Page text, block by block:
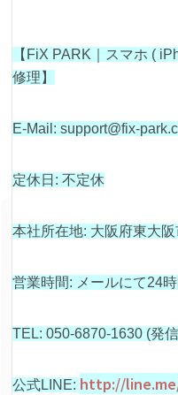
【FiX PARK｜スマホ (
修理】
E-Mail: support@fix-
定休日: 不定休
本社所在地: 大阪府東大
営業時間: メールにて24
TEL: 050-6870-1630 (発
公式LINE: http://